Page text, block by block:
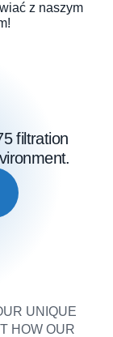
z naszym
filtration
UNIQUE
HOW OUR